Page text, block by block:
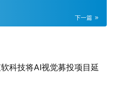
下一篇
科技将AI视觉募投项目延